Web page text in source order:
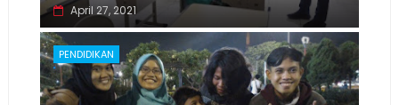
April 27, 2021
PENDIDIKAN